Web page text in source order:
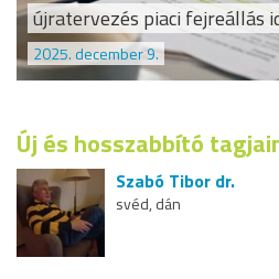
újratervezés piaci fejreállás
2025. december 9.
Új és hosszabbító
Szabó Tibor dr.
svéd, dán